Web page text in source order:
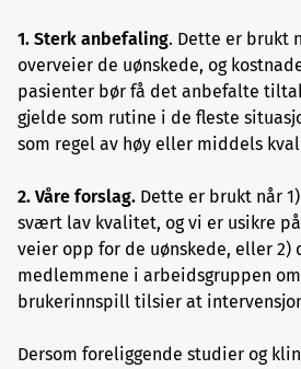
1. Sterk anbefaling. Dette er brukt
overveier de uønskede, og
pasienter bør få det anbefalte
gjelde som rutine i de fleste
som regel av høy eller middels
2. Våre forslag. Dette er brukt når
svært lav kvalitet, og vi er usikre
veier opp for de uønskede, eller 2)
medlemmene i arbeidsgruppen
brukerinnspill tilsier at
Dersom foreliggende studier og